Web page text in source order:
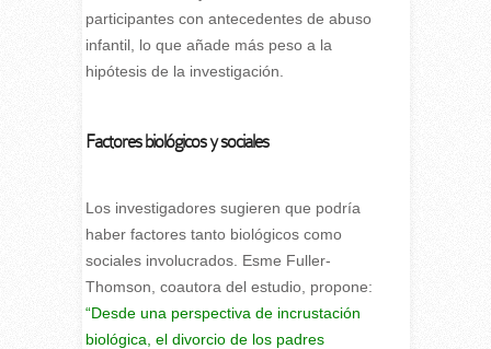
participantes con antecedentes de abuso
infantil, lo que añade más peso a la
hipótesis de la investigación.
Factores biológicos y sociales
Los investigadores sugieren que podría
haber factores tanto biológicos como
sociales involucrados. Esme Fuller-
Thomson, coautora del estudio, propone:
“Desde una perspectiva de incrustación
biológica, el divorcio de los padres